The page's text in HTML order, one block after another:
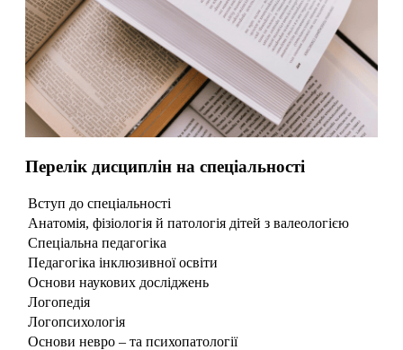
Перелік дисциплін на спеціальності
Вступ до спеціальності
Анатомія, фізіологія й патологія дітей з валеологією
Спеціальна педагогіка
Педагогіка інклюзивної освіти
Основи наукових досліджень
Логопедія
Логопсихологія
Основи невро – та психопатології